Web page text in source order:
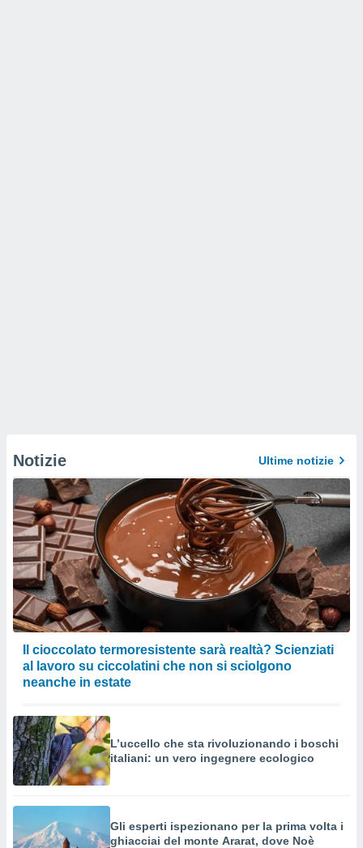
Notizie Ultime notizie
Il cioccolato termoresistente sarà realtà? Scienziati
al lavoro su ciccolatini che non si sciolgono
neanche in estate
L’uccello che sta rivoluzionando i boschi
italiani: un vero ingegnere ecologico
Gli esperti ispezionano per la prima volta i
ghiacciai del monte Ararat, dove Noè